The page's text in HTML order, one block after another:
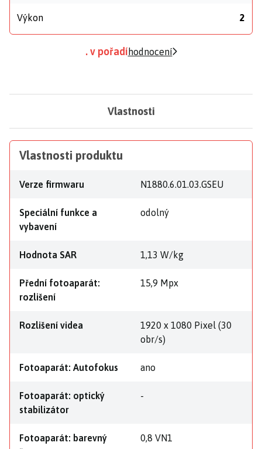
Výkon 2
. v pořadí hodnocení
Vlastnosti
Vlastnosti produktu
Verze firmwaru N1880.6.01.03.GSEU
Speciální funkce a
vybavení
odolný
Hodnota SAR 1,13 W/kg
Přední fotoaparát:
rozlišení
15,9 Mpx
Rozlišení videa
1920 x 1080 Pixel (30
obr/s)
Fotoaparát: Autofokus ano
Fotoaparát: optický
stabilizátor
-
Fotoaparát: barevný
0,8 VN1